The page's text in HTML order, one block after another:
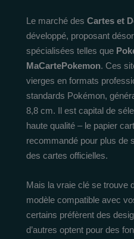
Le marché des Cartes et
développé, proposant
spécialisées telles que
MaCartePokemon. Ces
vierges en formats
standards Pokémon,
8,8 cm. Il est capital de
haute qualité – le papier
recommandé pour plus de
des cartes officielles.
Mais la vraie clé se trouve
modèle compatible avec
certains préfèrent des
d’autres optent pour des